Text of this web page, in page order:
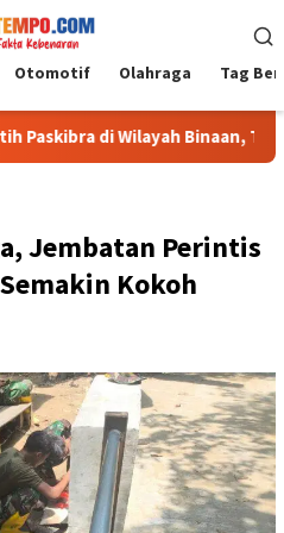
Otomotif Olahraga Tag
di Wilayah Binaan, Tanamkan
Jembatan Perintis
Kokoh